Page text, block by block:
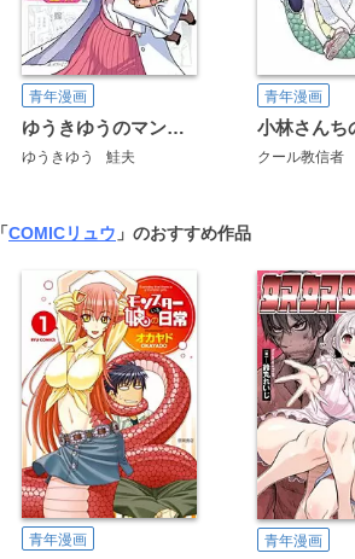
青年漫画
ゆうきゆうのマンガ恋愛心理術
ゆうきゆう 鮭夫
青年漫画
クール教信者
「COMICリュウ 」のおすすめ作品
青年漫画 青年漫画